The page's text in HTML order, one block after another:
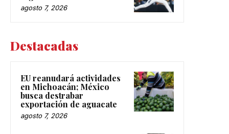
agosto 7, 2026
Destacadas
EU reanudará actividades
en Michoacán; México
busca destrabar
exportación de aguacate
agosto 7, 2026